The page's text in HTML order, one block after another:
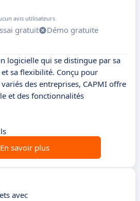
avis utilisateurs
gratuit
Démo gratuite
logicielle qui se distingue par sa
sa flexibilité. Conçu pour
des entreprises, CAPMI offre
et des fonctionnalités
En savoir plus
avec